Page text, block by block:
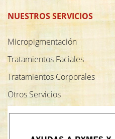
NUESTROS SERVICIOS
Micropigmentación
Tratamientos Faciales
Tratamientos Corporales
Otros Servicios